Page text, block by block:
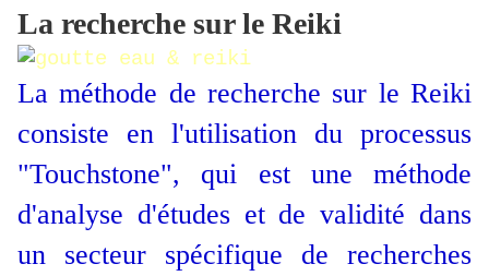
La recherche sur le Reiki
La méthode de recherche sur le Reiki
consiste en l'utilisation du processus
"Touchstone", qui est une méthode
d'analyse d'études et de validité dans
un secteur spécifique de recherches